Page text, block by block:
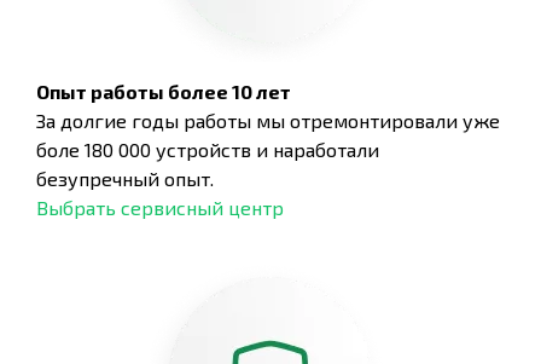
Опыт работы более 10 лет
За долгие годы работы мы отремонтировали уже
боле 180 000 устройств и наработали
безупречный опыт.
Выбрать сервисный центр